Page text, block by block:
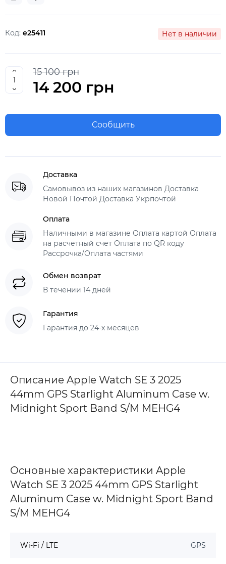
Код: e25411 Нет в наличии
15 100 грн
14 200 грн
Сообщить
Доставка
Самовывоз из наших магазинов Доставка
Новой Почтой Доставка Укрпочтой
Оплата
Наличными в магазине Оплата картой Оплата
на расчетный счет Оплата по QR коду
Рассрочка/Оплата частями
Обмен возврат
В течении 14 дней
Гарантия
Гарантия до 24-х месяцев
Описание Apple Watch SE 3 2025
44mm GPS Starlight Aluminum Case w.
Midnight Sport Band S/M MEHG4
Основные характеристики Apple
Watch SE 3 2025 44mm GPS Starlight
Aluminum Case w. Midnight Sport Band
S/M MEHG4
Wi-Fi / LTE GPS